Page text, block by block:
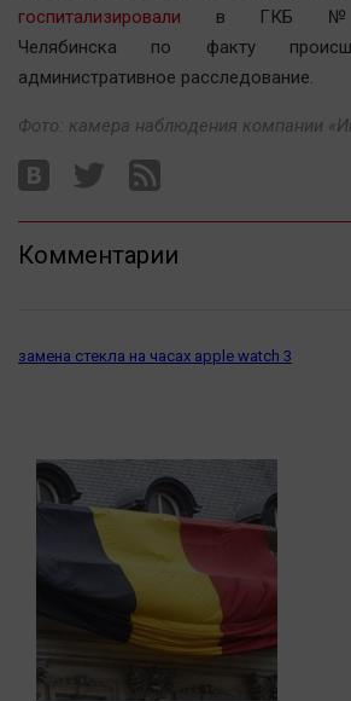
Банки
Медиаграмотность
Медицина
Новости компаний
Прогулки по городу Ч
Спецпроект
Другие рубрики
Online-консультация
Актуальная тема
Быстрый медиазавод
Вирус чтения
госпитализировали в ГКБ №
Челябинска по факту
административное расследование.
Фото: камера наблюдения компании
Комментарии
замена стекла на часах apple watch 3